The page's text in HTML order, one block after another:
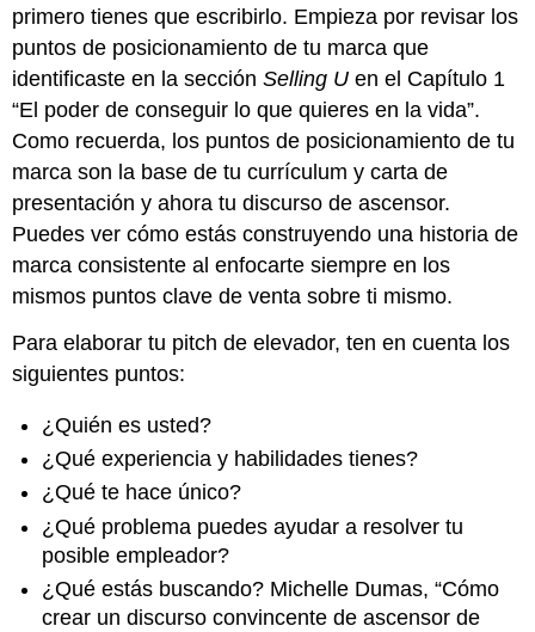
primero tienes que escribirlo. Empieza por revisar los
puntos de posicionamiento de tu marca que
identificaste en la secciónSelling U en el Capítulo 1
“El poder de conseguir lo que quieres en la vida”.
Como recuerda, los puntos de posicionamiento de tu
marca son la base de tu currículum y carta de
presentación y ahora tu discurso de ascensor.
Puedes ver cómo estás construyendo una historia de
marca consistente al enfocarte siempre en los
mismos puntos clave de venta sobre ti mismo.
Para elaborar tu pitch de elevador, ten en cuenta los
siguientes puntos:
¿Quién es usted?
¿Qué experiencia y habilidades tienes?
¿Qué te hace único?
¿Qué problema puedes ayudar a resolver tu
posible empleador?
¿Qué estás buscando? Michelle Dumas, “Cómo
crear un discurso convincente de ascensor de